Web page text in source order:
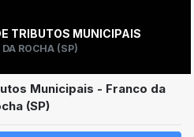
TRIBUTOS MUNICIPAIS
ROCHA (SP)
Municipais - Franco da
(SP)